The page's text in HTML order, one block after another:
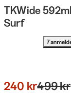
TKWide
Surf
7
240 kr499 kr